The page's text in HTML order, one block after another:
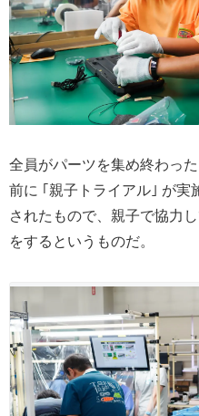
全員がパーツを集め終わっ
前に ｢親子トライアル｣ が実
されたもので、親子で協力
をするというものだ。